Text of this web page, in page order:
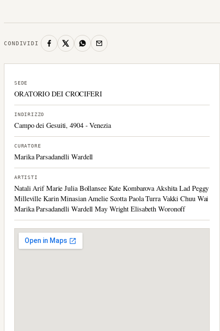
CONDIVIDI
SEDE
ORATORIO DEI CROCIFERI
INDIRIZZO
Campo dei Gesuiti, 4904 - Venezia
CURATORE
Marika Parsadanelli Wardell
ARTISTI
Natali Arif Marie Julia Bollansee Kate Kombarova Akshita Lad Peggy
Milleville Karin Minasian Amelie Scotta Paola Turra Vakki Chuu Wai
Marika Parsadanelli Wardell May Wright Elisabeth Woronoff